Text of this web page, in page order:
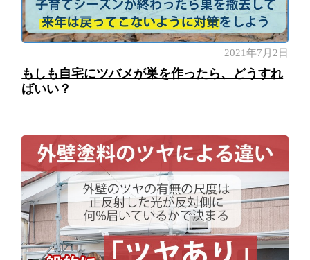
2021年7月2日
もしも自宅にツバメが巣を作ったら、どうすれ
ばいい？